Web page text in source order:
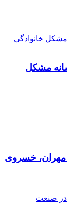
مشکل
مهران، خسروی